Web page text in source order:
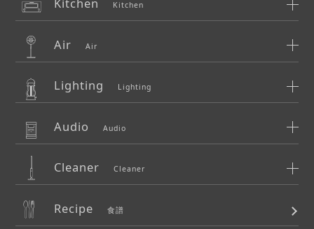
Kitchen Kitchen
Air Air
Lighting Lighting
Audio Audio
Cleaner Cleaner
Recipe 食譜